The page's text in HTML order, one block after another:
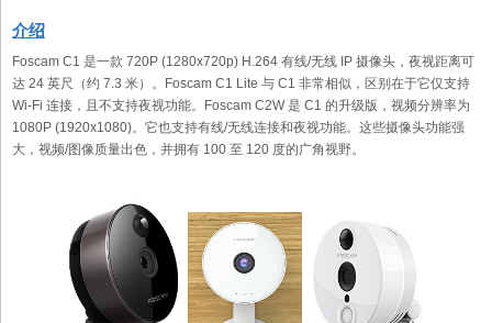
介绍
Foscam C1 是一款 720P (1280x720p) H.264 有线/无线 IP 摄像头，夜视距离可
达 24 英尺（约 7.3 米）。Foscam C1 Lite 与 C1 非常相似，区别在于它仅支持
Wi-Fi 连接，且不支持夜视功能。Foscam C2W 是 C1 的升级版，视频分辨率为
1080P (1920x1080)。它也支持有线/无线连接和夜视功能。这些摄像头功能强
大，视频/图像质量出色，并拥有 100 至 120 度的广角视野。